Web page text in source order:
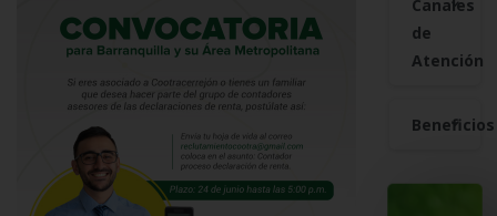
Canales
de
Atención
Beneficios